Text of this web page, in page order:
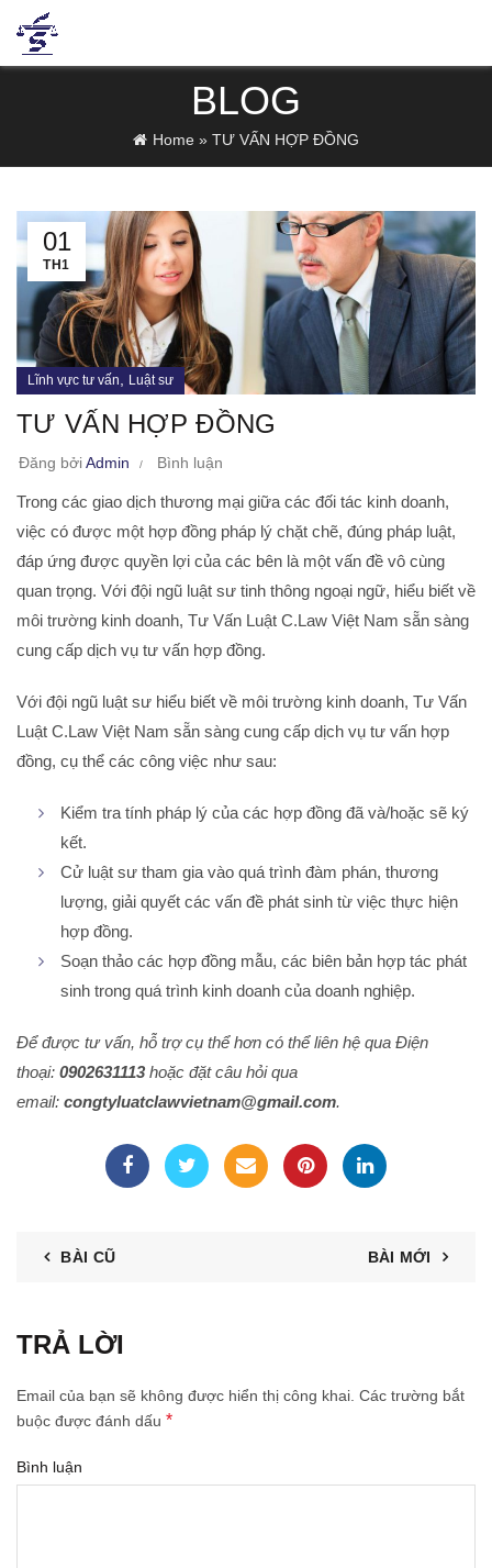
BLOG
Home » TƯ VẤN HỢP ĐỒNG
01
TH1
Lĩnh vực tư vấn Luật sư
TƯ VẤN HỢP ĐỒNG
Đăng bởi Admin Bình luận
Trong các giao dịch thương mại giữa các đối tác kinh doanh,
việc có được một hợp đồng pháp lý chặt chẽ, đúng pháp luật,
đáp ứng được quyền lợi của các bên là một vấn đề vô cùng
quan trọng. Với đội ngũ luật sư tinh thông ngoại ngữ, hiểu biết về
môi trường kinh doanh, Tư Vấn Luật C.Law Việt Nam sẵn sàng
cung cấp dịch vụ tư vấn hợp đồng.
Với đội ngũ luật sư hiểu biết về môi trường kinh doanh, Tư Vấn
Luật C.Law Việt Nam sẵn sàng cung cấp dịch vụ tư vấn hợp
đồng, cụ thể các công việc như sau:
Kiểm tra tính pháp lý của các hợp đồng đã và/hoặc sẽ ký
kết.
Cử luật sư tham gia vào quá trình đàm phán, thương
lượng, giải quyết các vấn đề phát sinh từ việc thực hiện
hợp đồng.
Soạn thảo các hợp đồng mẫu, các biên bản hợp tác phát
sinh trong quá trình kinh doanh của doanh nghiệp.
Để được tư vấn, hỗ trợ cụ thể hơn có thể liên hệ qua Điện
thoại: 0902631113 hoặc đặt câu hỏi qua
email: congtyluatclawvietnam@gmail.com.
BÀI CŨ BÀI MỚI
TRẢ LỜI
Email của bạn sẽ không được hiển thị công khai. Các trường bắt
buộc được đánh dấu *
Bình luận